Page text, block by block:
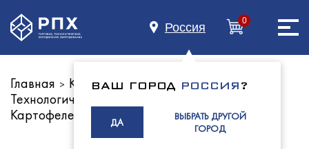
Россия
ВАШ ГОРОД РОССИЯ ?
ДА
ВЫБРАТЬ ДРУГОЙ
ГОРОД
0
Главная > Каталог оборудования>
Технологическое оборудование
Картофелечистки